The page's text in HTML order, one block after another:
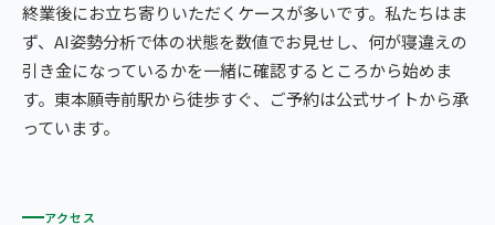
終業後にお立ち寄りいただくケースが多いです。私たちはま
ず、AI姿勢分析で体の状態を数値でお見せし、何が寝違えの
引き金になっているかを一緒に確認するところから始めま
す。東本願寺前駅から徒歩すぐ、ご予約は公式サイトから承
っています。
アクセス